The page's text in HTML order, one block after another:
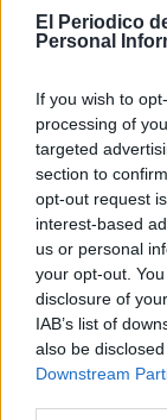
El Periodico
Personal
If you wish to
processing of
targeted
section to
opt-out request
interest-based
us or personal
your opt-out.
disclosure of
IAB’s list of
also be
Downstream
espera".
entre 2024 y
el Observatorio
Servicios
información
campo y ha
participación de
personas
expertas. El
cabo en
Universidad de
Entre las
mejora del
Sociales en
la coordinación
protección social